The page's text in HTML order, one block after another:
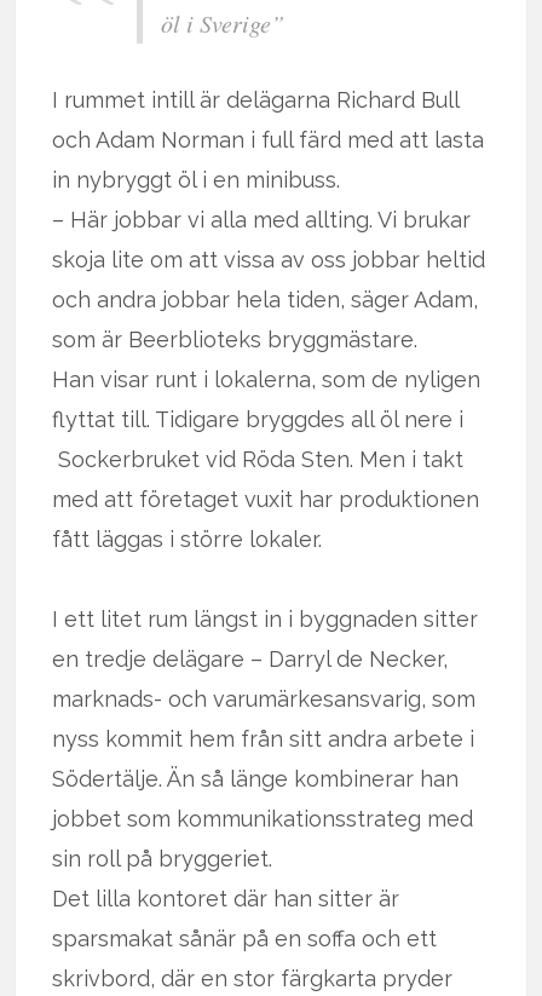
öl i Sverige”
I rummet intill är delägarna Richard Bull
och Adam Norman i full färd med att lasta
in nybryggt öl i en minibuss.
– Här jobbar vi alla med allting. Vi brukar
skoja lite om att vissa av oss jobbar heltid
och andra jobbar hela tiden, säger Adam,
som är Beerblioteks bryggmästare.
Han visar runt i lokalerna, som de nyligen
flyttat till. Tidigare bryggdes all öl nere i
Sockerbruket vid Röda Sten. Men i takt
med att företaget vuxit har produktionen
fått läggas i större lokaler.
I ett litet rum längst in i byggnaden sitter
en tredje delägare – Darryl de Necker,
marknads- och varumärkesansvarig, som
nyss kommit hem från sitt andra arbete i
Södertälje. Än så länge kombinerar han
jobbet som kommunikationsstrateg med
sin roll på bryggeriet.
Det lilla kontoret där han sitter är
sparsmakat sånär på en soffa och ett
skrivbord, där en stor färgkarta pryder